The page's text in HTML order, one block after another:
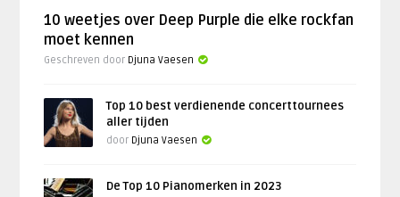
10 weetjes over Deep Purple die elke rockfan
moet kennen
Geschreven door Djuna Vaesen
Top 10 best verdienende concerttournees
aller tijden
door Djuna Vaesen
De Top 10 Pianomerken in 2023